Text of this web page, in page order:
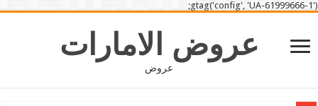
gtag('config', 'UA-61999666-1');
عروض الامارات
عروض